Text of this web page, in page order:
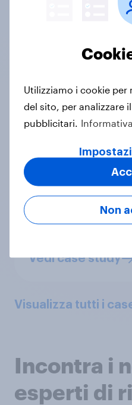
"...YouGov has a
connected data
has enabled us
at a respondent
and tech
markets around
Dan Hagen,
Technology
Vedi case study
Visualizza tutti i
Incontra i
esperti di
Utilizziamo i cookie
del sito, per analizzare
pubblicitari.
Non